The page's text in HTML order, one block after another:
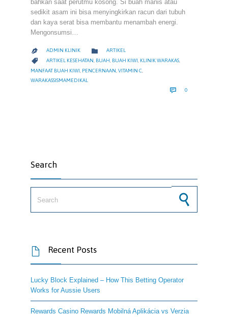
bahkan saat perutmu kosong. Si buah manis atau
sedikit asam ini bisa menyingkirkan racun dari tubuh
dan kaya serat bisa membantu menambah energi.
Mengonsumsi…
 ADMIN KLINIK  CATEGORY
ARTIKEL
 CATEGORY
ARTIKEL KESEHATAN, BUAH, BUAH KIWI , KLINIK WARAKAS,
MANFAAT BUAH KIWI PENCERNAAN VITAMIN C
WARAKASSISMAMEDIKAL
 0
Search
 Recent Posts
Lucky Block Explained – How This Betting Operator
Works for Aussie Users
Rewards Casino Rewards Mobilná Aplikácia vs Verzia